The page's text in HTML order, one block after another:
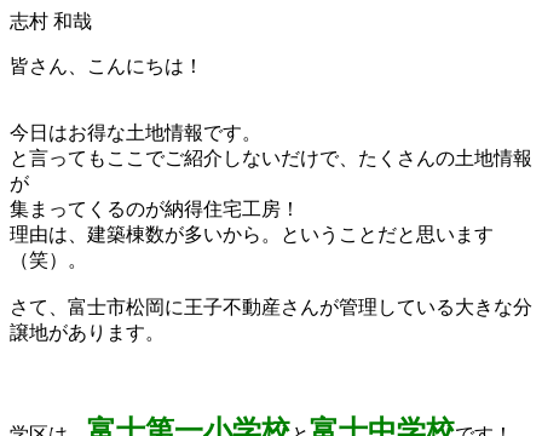
志村 和哉
皆さん、こんにちは！
今日はお得な土地情報です。
と言ってもここでご紹介しないだけで、たくさんの土地情報
が
集まってくるのが納得住宅工房！
理由は、建築棟数が多いから。ということだと思います
（笑）。
さて、富士市松岡に王子不動産さんが管理している大きな分
譲地があります。